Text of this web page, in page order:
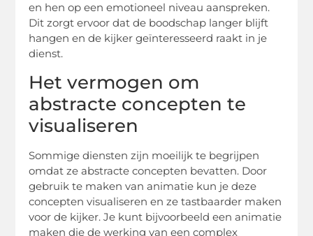
en hen op een emotioneel niveau aanspreken.
Dit zorgt ervoor dat de boodschap langer blijft
hangen en de kijker geïnteresseerd raakt in je
dienst.
Het vermogen om
abstracte concepten te
visualiseren
Sommige diensten zijn moeilijk te begrijpen
omdat ze abstracte concepten bevatten. Door
gebruik te maken van animatie kun je deze
concepten visualiseren en ze tastbaarder maken
voor de kijker. Je kunt bijvoorbeeld een animatie
maken die de werking van een complex